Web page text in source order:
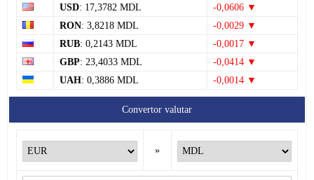
USD: 17,3782 MDL
-0,0606 ▼
RON: 3,8218 MDL
-0,0029 ▼
RUB: 0,2143 MDL
-0,0017 ▼
GBP: 23,4033 MDL
-0,0414 ▼
UAH: 0,3886 MDL -0,0014 ▼
Convertor valutar
»